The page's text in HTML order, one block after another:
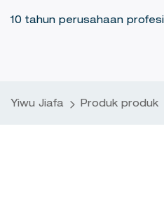
10 tahun perusahaan
Yiwu Jiafa Produk produk